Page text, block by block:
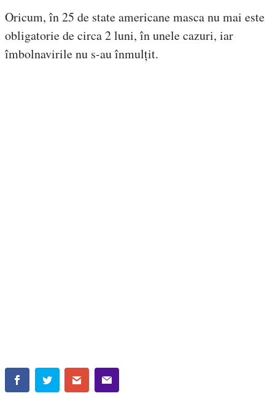
Oricum, în 25 de state americane masca nu mai este
obligatorie de circa 2 luni, în unele cazuri, iar
îmbolnavirile nu s-au înmulțit.